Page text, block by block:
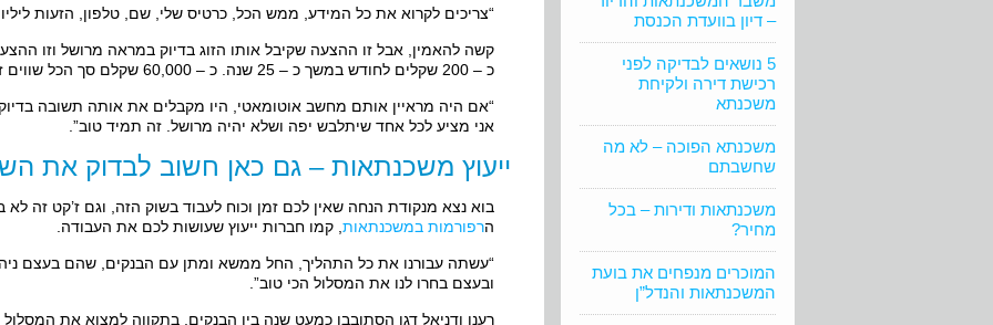
– דיון בוועדת הכנסת
5 נושאים לבדיקה לפני
רכישת דירה ולקיחת
משכנתא
משכנתא הפוכה – לא מה
שחשבתם
משכנתאות ודירות – בכל
מחיר?
המוכרים מנפחים את בועת
המשכנתאות והנדל”ן
“צריכים לקרוא את כל המידע, ממש הכל, כרטיס שלי, שם, טלפון, הזעות
קשה להאמין, אבל זו ההצעה שקיבל אותו הזוג בדיוק במראה מרושל וזו
כ – 200 שקלים לחודש במשך כ – 25 שנה. כ – 60,000 שקלם סך הכל שווים ז’קט מחוייט ושמלה.
“אם היה מראיין אותם מחשב אוטומאטי, היו מקבלים את אותה תשובה
אני מציע לכל אחד שיתלבש יפה ושלא יהיה מרושל. זה תמיד טוב”.
ייעוץ משכנתאות – גם כאן חשוב לבדוק את
בוא נצא מנקודת הנחה שאין לכם זמן וכוח לעבוד בשוק הזה, וגם ז’קט זה לא
הרפורמות במשכנתאות , קמו חברות ייעוץ שעושות לכם את העבודה.
“עשתה עבורנו את כל התהליך, החל ממשא ומתן עם הבנקים, שהם בעצם
ובעצם בחרו לנו את המסלול הכי טוב”.